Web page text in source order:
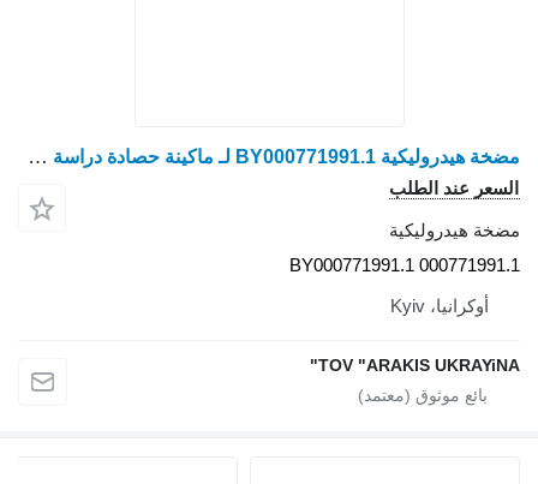
مضخة هيدروليكية BY000771991.1 لـ ماكينة حصادة دراسة Claas
السعر عند الطلب
مضخة هيدروليكية
BY000771991.1 000771991.1
أوكرانيا، Kyiv
TOV "ARAKIS UKRAYiNA"